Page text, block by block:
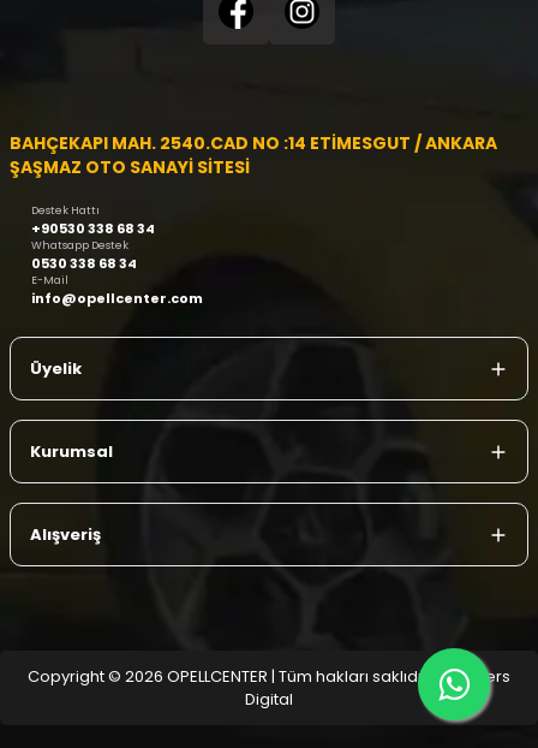
BAHÇEKAPI MAH. 2540.CAD NO :14 ETİMESGUT / ANKARA
ŞAŞMAZ OTO SANAYİ SİTESİ
Destek Hattı
+90530 338 68 34
Whatsapp Destek
0530 338 68 34
E-Mail
info@opellcenter.com
Üyelik
Kurumsal
Alışveriş
Copyright © 2026 OPELLCENTER | Tüm hakları saklıdır.
| Reliefers
Digital